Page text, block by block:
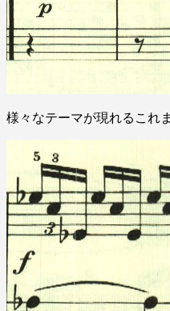
様々なテーマが現れるこれ